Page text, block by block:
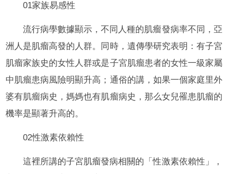
01家族易感性
流行病學數據顯示，不同人種的肌瘤發病率不同，亞
洲人是肌瘤高發的人群。同時，遺傳學研究表明：有子宮
肌瘤家族史的女性人群或是子宮肌瘤患者的女性一級家屬
中肌瘤患病風險明顯升高；通俗的講，如果一個家庭里外
婆有肌瘤病史，媽媽也有肌瘤病史，那么女兒罹患肌瘤的
機率是顯著升高的。
02性激素依賴性
這裡所講的子宮肌瘤發病相關的「性激素依賴性」，